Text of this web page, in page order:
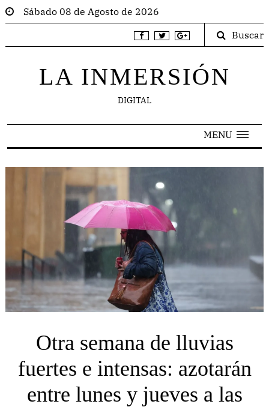
Sábado 08 de Agosto de 2026
Buscar
LA INMERSIÓN
DIGITAL
MENU
Otra semana de lluvias
fuertes e intensas: azotarán
entre lunes y jueves a las